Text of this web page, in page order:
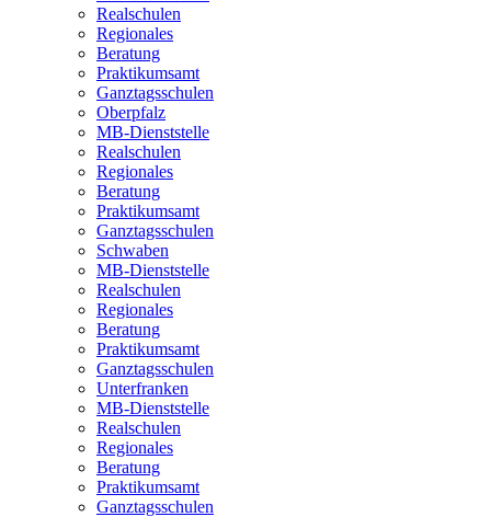
Realschulen
Regionales
Beratung
Praktikumsamt
Ganztagsschulen
Oberpfalz
MB-Dienststelle
Realschulen
Regionales
Beratung
Praktikumsamt
Ganztagsschulen
Schwaben
MB-Dienststelle
Realschulen
Regionales
Beratung
Praktikumsamt
Ganztagsschulen
Unterfranken
MB-Dienststelle
Realschulen
Regionales
Beratung
Praktikumsamt
Ganztagsschulen